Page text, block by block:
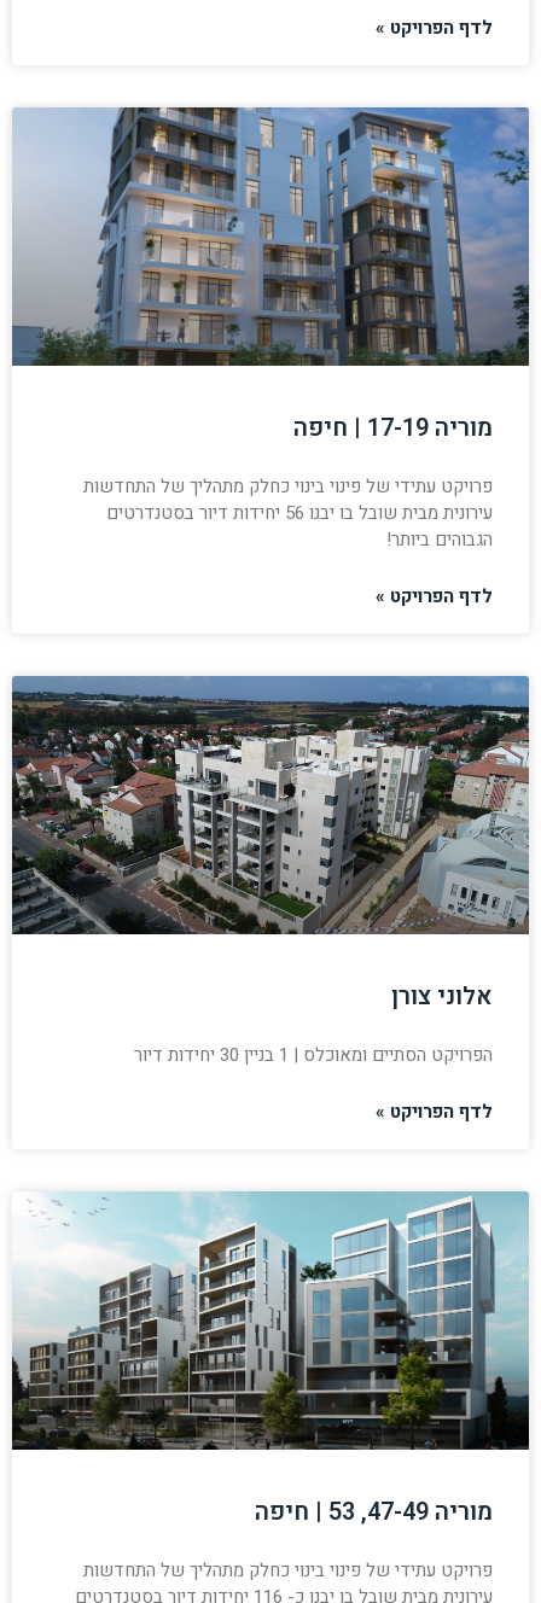
לדף הפרויקט »
מוריה 17-19 | חיפה
פרויקט עתידי של פינוי בינוי כחלק מתהליך של התחדשות
עירונית מבית שובל בו יבנו 56 יחידות דיור בסטנדרטים
הגבוהים ביותר!
לדף הפרויקט »
אלוני צורן
הפרויקט הסתיים ומאוכלס | 1 בניין 30 יחידות דיור
לדף הפרויקט »
מוריה 47-49, 53 | חיפה
פרויקט עתידי של פינוי בינוי כחלק מתהליך של התחדשות
עירונית מבית שובל בו יבנו כ- 116 יחידות דיור בסטנדרטים